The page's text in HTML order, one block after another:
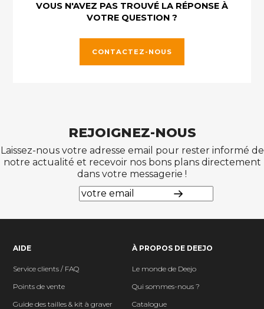
VOUS N'AVEZ PAS TROUVÉ LA RÉPONSE À
VOTRE QUESTION ?
CONTACTEZ-NOUS
REJOIGNEZ-NOUS
Laissez-nous votre adresse email pour rester informé de
notre actualité et recevoir nos bons plans directement
dans votre messagerie !
AIDE
Service clients / FAQ
Points de vente
Guide des tailles & kit à graver
À PROPOS DE DEEJO
Le monde de Deejo
Qui sommes-nous ?
Catalogue